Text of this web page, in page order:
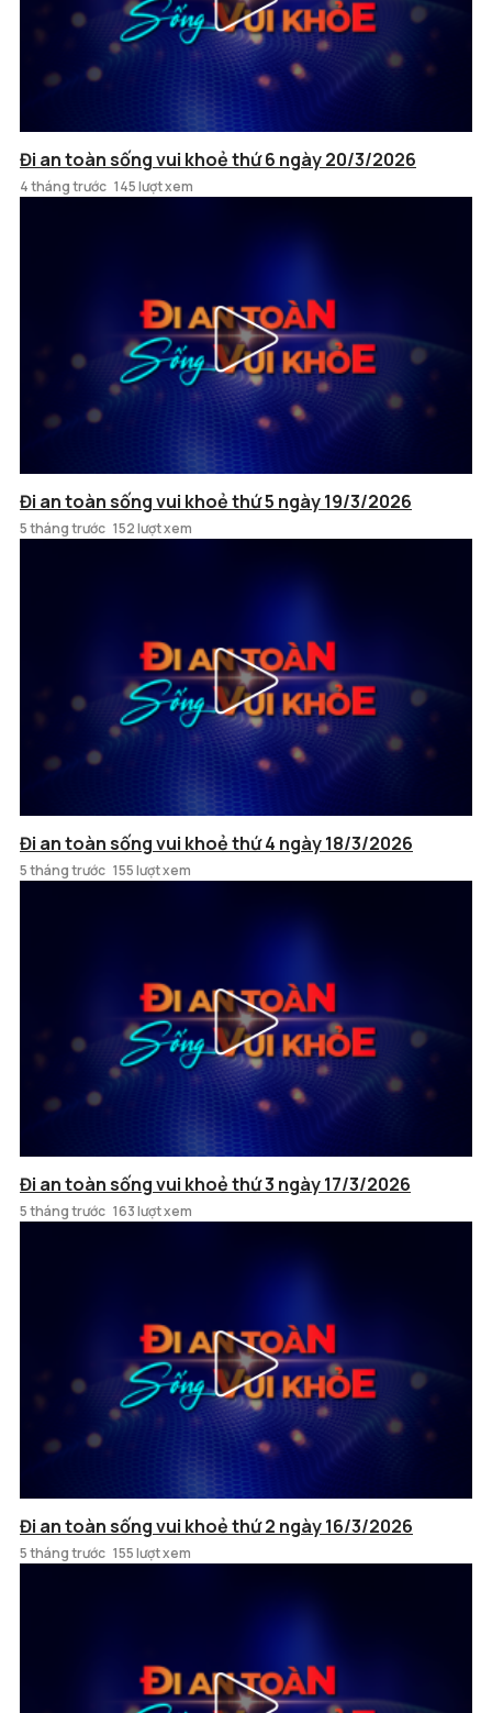
Đi an toàn sống vui khoẻ thứ 6 ngày 20/3/2026
4 tháng trước 145 lượt xem
Đi an toàn sống vui khoẻ thứ 5 ngày 19/3/2026
5 tháng trước 152 lượt xem
Đi an toàn sống vui khoẻ thứ 4 ngày 18/3/2026
5 tháng trước 155 lượt xem
Đi an toàn sống vui khoẻ thứ 3 ngày 17/3/2026
5 tháng trước 163 lượt xem
Đi an toàn sống vui khoẻ thứ 2 ngày 16/3/2026
5 tháng trước 155 lượt xem